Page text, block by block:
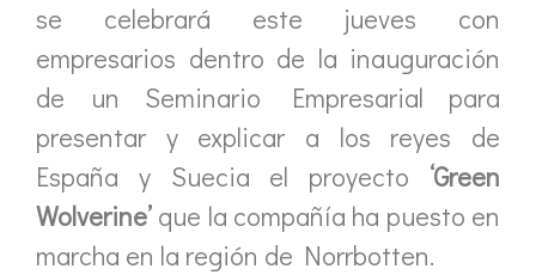
se celebrará este jueves con
empresarios dentro de la inauguración
de un Seminario Empresarial para
presentar y explicar a los reyes de
España y Suecia el proyecto ‘Green
Wolverine’ que la compañía ha puesto en
marcha en la región de Norrbotten.